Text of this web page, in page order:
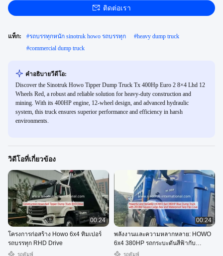
ติดต่อเรา
แท็ก: #รถบรรทุกหนัก sinotruk howo รถบรรทุก #heavy dump truck
#commercial dump truck
คําอธิบายวีดีโอ:
Discover the Sinotruk Howo Tipper Dump Truck Tx 400Hp Euro 2 8×4 Lhd 12
Wheels Red, a robust and reliable solution for heavy-duty construction and
mining. With its 400HP engine, 12-wheel design, and advanced hydraulic
system, this truck ensures superior performance and efficiency in harsh
environments.
วิดีโอที่เกี่ยวข้อง
00:24
โครงการก่อสร้าง Howo 6x4 ทิมเปอร์
รถบรรทุก RHD Drive
รถดัมพ์
00:24
พลังงานและความหลากหลาย: HOWO
6x4 380HP รถกระบะดันสีฟ้ากับ
20CBM ตารางกล่องคาร์โก้และน้ําอัด
รถดัมพ์